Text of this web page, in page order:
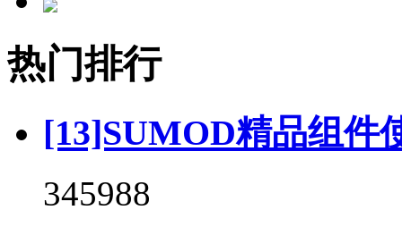
热门排行
[13]SUMOD精品组件
345988